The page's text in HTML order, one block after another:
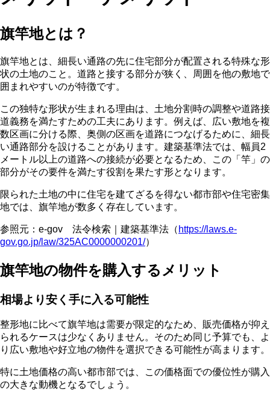
旗竿地とは？
旗竿地とは、細長い通路の先に住宅部分が配置される特殊な形
状の土地のこと。道路と接する部分が狭く、周囲を他の敷地で
囲まれやすいのが特徴です。
この独特な形状が生まれる理由は、土地分割時の調整や道路接
道義務を満たすための工夫にあります。例えば、広い敷地を複
数区画に分ける際、奥側の区画を道路につなげるために、細長
い通路部分を設けることがあります。建築基準法では、幅員2
メートル以上の道路への接続が必要となるため、この「竿」の
部分がその要件を満たす役割を果たす形となります。
限られた土地の中に住宅を建てざるを得ない都市部や住宅密集
地では、旗竿地が数多く存在しています。
参照元：e-gov 法令検索｜建築基準法（ https://laws.e-
gov.go.jp/law/325AC0000000201/）
旗竿地の物件を購入するメリット
相場より安く手に入る可能性
整形地に比べて旗竿地は需要が限定的なため、販売価格が抑え
られるケースは少なくありません。そのため同じ予算でも、よ
り広い敷地や好立地の物件を選択できる可能性が高まります。
特に土地価格の高い都市部では、この価格面での優位性が購入
の大きな動機となるでしょう。